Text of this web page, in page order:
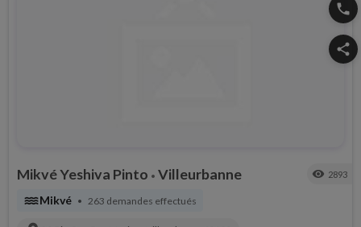
phone
share
Mikvé Yeshiva Pinto • Villeurbanne visibility 2893
waterMikvé • 263 demandes effectués